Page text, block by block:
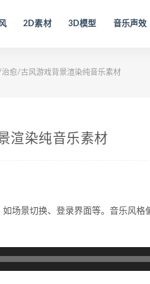
2D素材 3D模型 音乐声效
愈/古风游戏背景渲染纯音乐素材
渲染纯音乐素材
场景切换、登录界面等。音乐风